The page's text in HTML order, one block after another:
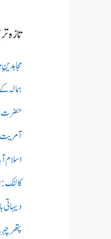
تازہ
ہمالہ
حضرت
آمریت
اسلام
کالنک:
دیہاتی
پتھر